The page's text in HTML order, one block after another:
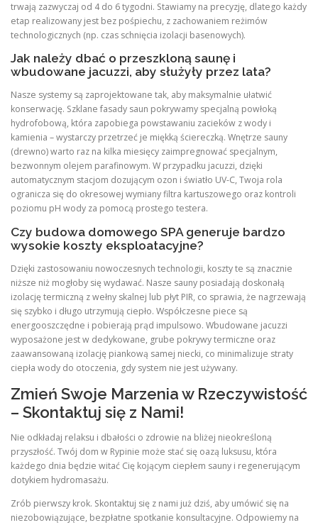
trwają zazwyczaj od 4 do 6 tygodni. Stawiamy na precyzję, dlatego każdy
etap realizowany jest bez pośpiechu, z zachowaniem reżimów
technologicznych (np. czas schnięcia izolacji basenowych).
Jak należy dbać o przeszkloną saunę i
wbudowane jacuzzi, aby służyły przez lata?
Nasze systemy są zaprojektowane tak, aby maksymalnie ułatwić
konserwację. Szklane fasady saun pokrywamy specjalną powłoką
hydrofobową, która zapobiega powstawaniu zacieków z wody i
kamienia – wystarczy przetrzeć je miękką ściereczką. Wnętrze sauny
(drewno) warto raz na kilka miesięcy zaimpregnować specjalnym,
bezwonnym olejem parafinowym. W przypadku jacuzzi, dzięki
automatycznym stacjom dozującym ozon i światło UV-C, Twoja rola
ogranicza się do okresowej wymiany filtra kartuszowego oraz kontroli
poziomu pH wody za pomocą prostego testera.
Czy budowa domowego SPA generuje bardzo
wysokie koszty eksploatacyjne?
Dzięki zastosowaniu nowoczesnych technologii, koszty te są znacznie
niższe niż mogłoby się wydawać. Nasze sauny posiadają doskonałą
izolację termiczną z wełny skalnej lub płyt PIR, co sprawia, że nagrzewają
się szybko i długo utrzymują ciepło. Współczesne piece są
energooszczędne i pobierają prąd impulsowo. Wbudowane jacuzzi
wyposażone jest w dedykowane, grube pokrywy termiczne oraz
zaawansowaną izolację piankową samej niecki, co minimalizuje straty
ciepła wody do otoczenia, gdy system nie jest używany.
Zmień Swoje Marzenia w Rzeczywistość
– Skontaktuj się z Nami!
Nie odkładaj relaksu i dbałości o zdrowie na bliżej nieokreśloną
przyszłość. Twój dom w Rypinie może stać się oazą luksusu, która
każdego dnia będzie witać Cię kojącym ciepłem sauny i regenerującym
dotykiem hydromasażu.
Zrób pierwszy krok. Skontaktuj się z nami już dziś, aby umówić się na
niezobowiązujące, bezpłatne spotkanie konsultacyjne. Odpowiemy na